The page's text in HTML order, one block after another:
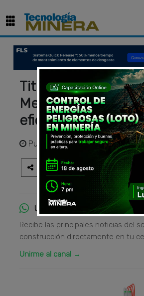
Tituladores
Mettler Toledo –
eficiencia en
Publicadohace 11 meses
Únete al canal de WhatsApp
Recibe las principales noticias del
construcción directamente en tu
Unirme al canal →